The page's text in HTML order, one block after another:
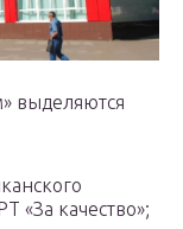
выделяются
«За качество»;